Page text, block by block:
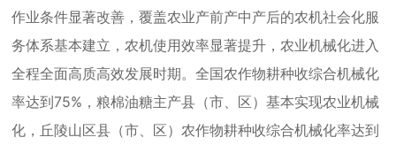
作业条件显著改善，覆盖农业产前产中产后的农机社会化服
务体系基本建立，农机使用效率显著提升，农业机械化进入
全程全面高质高效发展时期。全国农作物耕种收综合机械化
率达到75%，粮棉油糖主产县（市、区）基本实现农业机械
化，丘陵山区县（市、区）农作物耕种收综合机械化率达到